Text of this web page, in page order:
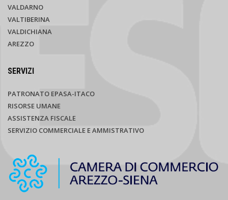
VALDARNO
VALTIBERINA
VALDICHIANA
AREZZO
SERVIZI
PATRONATO EPASA-ITACO
RISORSE UMANE
ASSISTENZA FISCALE
SERVIZIO COMMERCIALE E AMMISTRATIVO